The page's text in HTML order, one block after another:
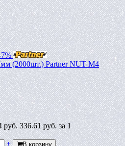
(2000шт.) Partner NUT-M4
руб.336.61руб.за 1
+ В корзину